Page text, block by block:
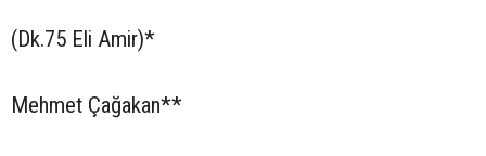
(Dk.75 Eli Amir)*
Mehmet Çağakan**